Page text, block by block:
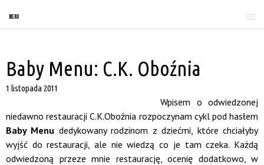
MENU
Baby Menu: C.K. Oboźnia
1 listopada 2011
Wpisem o odwiedzonej
niedawno restauracji C.K.Oboźnia rozpoczynam cykl pod hasłem
Baby Menu dedykowany rodzinom z dziećmi, które chciałyby
wyjść do restauracji, ale nie wiedzą co je tam czeka. Każdą
odwiedzoną przeze mnie restaurację, ocenię dodatkowo, w